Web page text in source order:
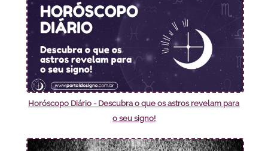
Horóscopo Diário - Descubra o que os astros revelam para
o seu signo!